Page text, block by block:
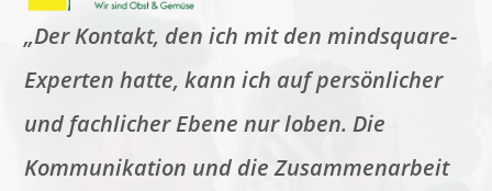
„Der Kontakt, den ich mit den mindsquare-
Experten hatte, kann ich auf persönlicher
und fachlicher Ebene nur loben. Die
Kommunikation und die Zusammenarbeit